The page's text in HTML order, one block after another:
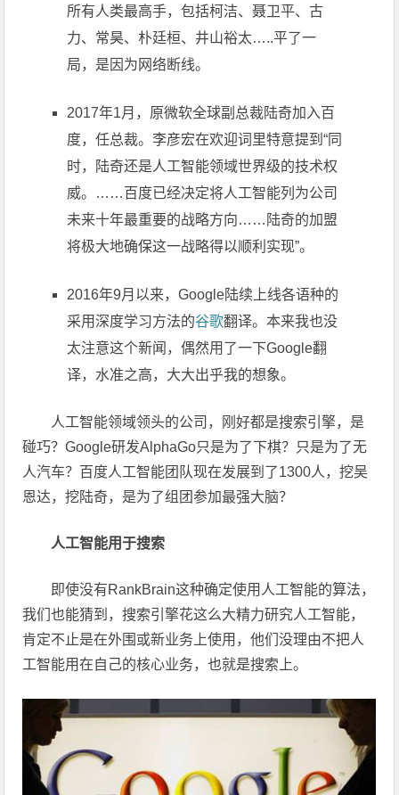
所有人类最高手，包括柯洁、聂卫平、古
力、常昊、朴廷桓、井山裕太…..平了一
局，是因为网络断线。
2017年1月，原微软全球副总裁陆奇加入百
度，任总裁。李彦宏在欢迎词里特意提到“同
时，陆奇还是人工智能领域世界级的技术权
威。……百度已经决定将人工智能列为公司
未来十年最重要的战略方向……陆奇的加盟
将极大地确保这一战略得以顺利实现”。
2016年9月以来，Google陆续上线各语种的
采用深度学习方法的谷歌翻译。本来我也没
太注意这个新闻，偶然用了一下Google翻
译，水准之高，大大出乎我的想象。
人工智能领域领头的公司，刚好都是搜索引擎，是
碰巧？Google研发AlphaGo只是为了下棋？只是为了无
人汽车？百度人工智能团队现在发展到了1300人，挖吴
恩达，挖陆奇，是为了组团参加最强大脑？
人工智能用于搜索
即使没有RankBrain这种确定使用人工智能的算法，
我们也能猜到，搜索引擎花这么大精力研究人工智能，
肯定不止是在外围或新业务上使用，他们没理由不把人
工智能用在自己的核心业务，也就是搜索上。